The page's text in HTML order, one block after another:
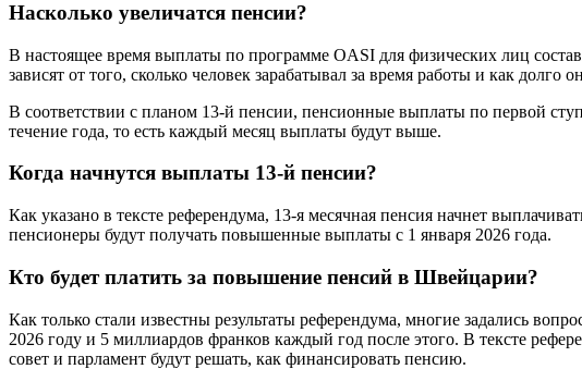
Насколько увеличатся пенсии?
В настоящее время выплаты по программе OASI для физических лиц
зависят от того, сколько человек зарабатывал за время работы и как долго
В соответствии с планом 13-й пенсии, пенсионные выплаты по первой
течение года, то есть каждый месяц выплаты будут выше.
Когда начнутся выплаты 13-й пенсии?
Как указано в тексте референдума, 13-я месячная пенсия начнет
пенсионеры будут получать повышенные выплаты с 1 января 2026 года.
Кто будет платить за повышение пенсий в Швейцарии?
Как только стали известны результаты референдума, многие задались
2026 году и 5 миллиардов франков каждый год после этого. В тексте
совет и парламент будут решать, как финансировать пенсию.